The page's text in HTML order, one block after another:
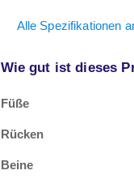
Alle Spezifikationen
Wie gut ist dieses
Füße
Rücken
Beine